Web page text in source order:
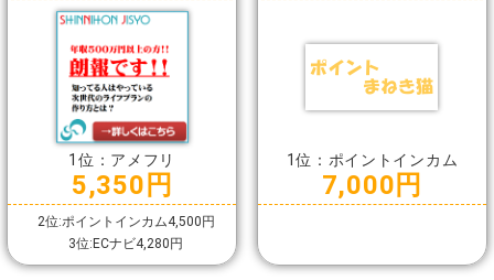
1位：アメフリ
5,350円
2位:ポイントインカム4,500円
3位:ECナビ4,280円
1位：ポイントインカム
7,000円